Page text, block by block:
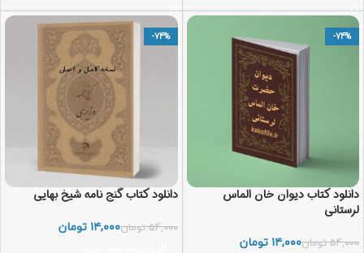
-74%
دانلود کتاب دیوان خان الماس
لرستانی
۵۴,۰۰۰تومان۱۴,۰۰۰ تومان
-74%
دانلود کتاب گنج نامه شیخ بهایی
۵۴,۰۰۰تومان۱۴,۰۰۰ تومان